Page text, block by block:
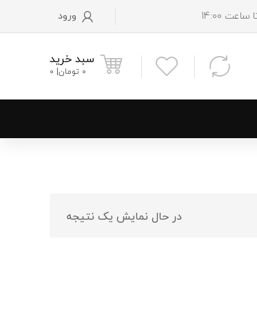
ورود
سبد خرید
0 تومان 0
در حال نمایش یک نتیجه